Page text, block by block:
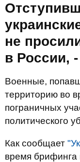
не
в России,
Военные,
территорию во
пограничных
политического
Как сообщает
время брифинга